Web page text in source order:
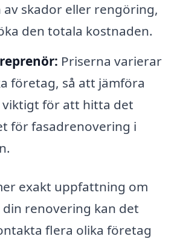
skador eller rengöring,
den totala kostnaden.
Priserna varierar
företag, så att jämföra
för att hitta det
för fasadrenovering i
exakt uppfattning om
renovering kan det
flera olika företag